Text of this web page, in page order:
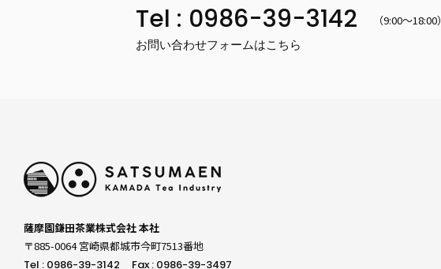
Tel : 0986-39-3142 （9:00〜18:00）
お問い合わせフォームはこちら
薩摩園鎌田茶業株式会社 本社
〒885-0064 宮崎県都城市今町7513番地
Tel : 0986-39-3142
Fax : 0986-39-3497